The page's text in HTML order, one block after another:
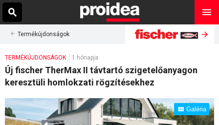
Termékújdonságok
TERMÉKÚJDONSÁGOK 1 hónapja
Új fischer TherMax II távtartó szigetelőanyagon
keresztüli homlokzati rögzítésekhez
Galéria